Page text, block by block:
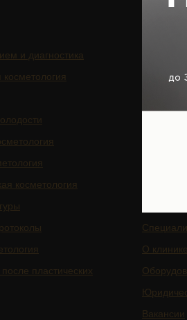
и диагностика
косметология
пластических
О клинике
Вакансии